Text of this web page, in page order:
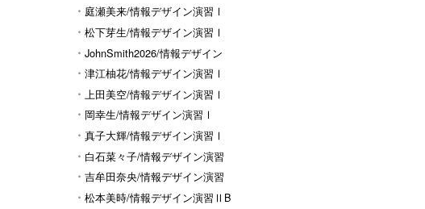
Ⅰ 庭瀬美来/情報デザイン演習Ⅰ
松下芽生/情報デザイン演習Ⅰ
JohnSmith2026/情報デザイン
演習I
津江柚花/情報デザイン演習Ⅰ
上田美空/情報デザイン演習Ⅰ
岡幸生/情報デザイン演習Ⅰ
真子大輝/情報デザイン演習Ⅰ
白石菜々子/情報デザイン演習
Ⅰ 吉牟田奈央/情報デザイン演習
Ⅰ 松本美時/情報デザイン演習ⅡB